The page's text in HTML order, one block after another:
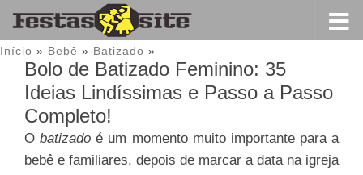
Início » Bebê » Batizado »
Bolo de Batizado Feminino: 35
Ideias Lindíssimas e Passo a Passo
Completo!
Obatizado é um momento muito importante para a
bebê e familiares, depois de marcar a data na igreja